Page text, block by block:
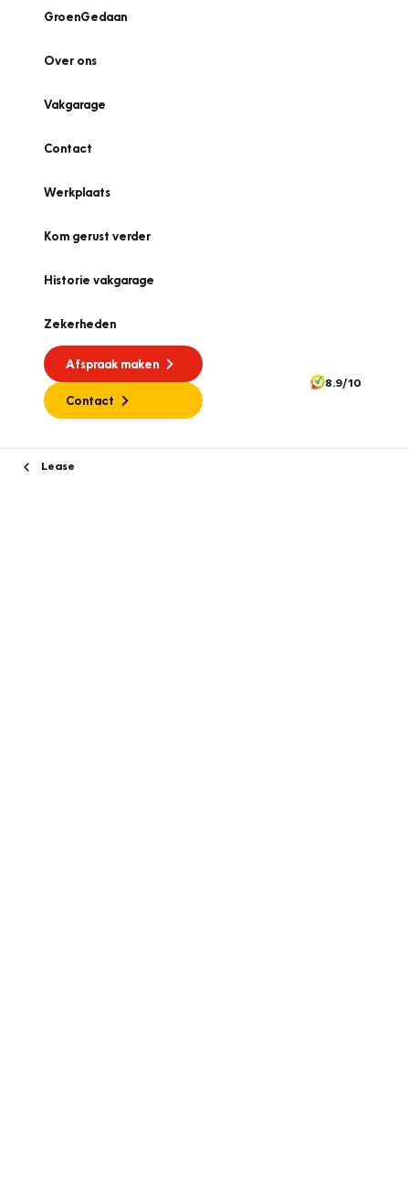
GroenGedaan
Over ons
Vakgarage
Contact
Werkplaats
Kom gerust verder
Historie vakgarage
Zekerheden
Afspraak maken
Contact
8.9/10
Lease